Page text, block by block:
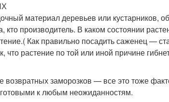
материал деревьев или кустарников,
кто производитель. В каком состоянии
Как правильно посадить саженец —
что растение по той или иной причине
возвратных заморозков — все это тоже
к любым неожиданностям.